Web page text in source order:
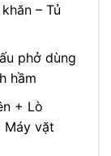
– Tủ
phở dùng
hầm
+ Lò
Máy vặt